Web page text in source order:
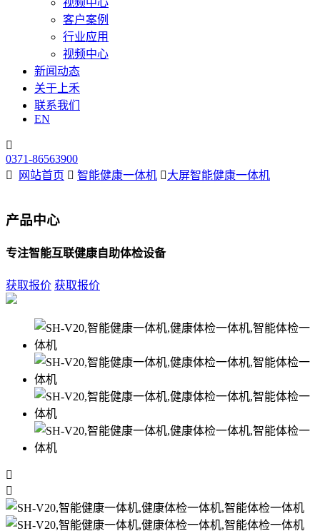
视频中心
客户案例
行业应用
视频中心
新闻动态
关于上禾
联系我们
EN

0371-86563900

网站首页  智能健康一体机 大屏智能健康一体机
产品中心
专注智能互联健康自助体检设备
获取报价 获取报价

